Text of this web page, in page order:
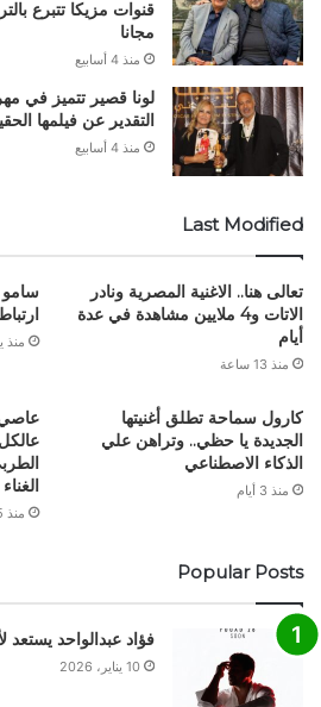
مجانا
منذ 4 أسابيع
لونا قصير تتميز في
التقدير عن فيلمها
منذ 4 أسابيع
Last Modified
تعالى هنا.. الاغنية المصرية ونادر
الاتات و4 ملايين مشاهدة في عدة
أيام
منذ 13 ساعة
سامو
منذ
كارول سماحة تطلق أغنيتها
الجديدة يا حظي.. وتراهن علي
الذكاء الاصطناعي
منذ 3 أيام
عاصي
منذ 5 أيام
Popular Posts
فؤاد عبدالواحد يستعد
10 يناير، 2026